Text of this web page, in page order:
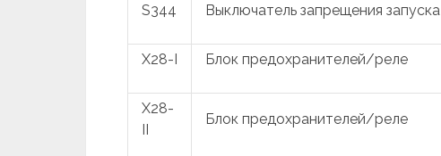
S344 Выключатель запрещения запуска
X28-I Блок предохранителей/реле
X28-
II
Блок предохранителей/реле